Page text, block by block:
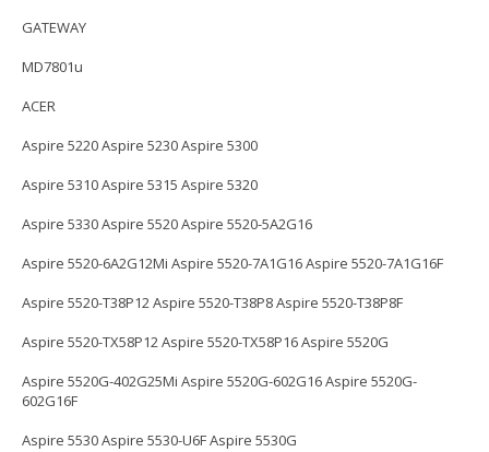
GATEWAY
MD7801u
ACER
Aspire 5220 Aspire 5230 Aspire 5300
Aspire 5310 Aspire 5315 Aspire 5320
Aspire 5330 Aspire 5520 Aspire 5520-5A2G16
Aspire 5520-6A2G12Mi Aspire 5520-7A1G16 Aspire 5520-7A1G16F
Aspire 5520-T38P12 Aspire 5520-T38P8 Aspire 5520-T38P8F
Aspire 5520-TX58P12 Aspire 5520-TX58P16 Aspire 5520G
Aspire 5520G-402G25Mi Aspire 5520G-602G16 Aspire 5520G-
602G16F
Aspire 5530 Aspire 5530-U6F Aspire 5530G